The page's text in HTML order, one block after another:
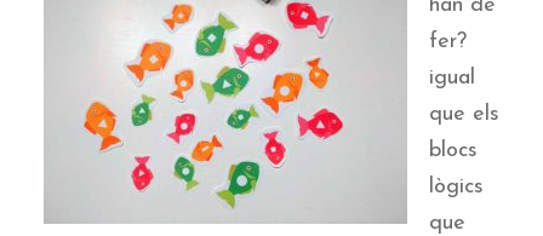
han de
fer?
igual
que els
blocs
lògics
que